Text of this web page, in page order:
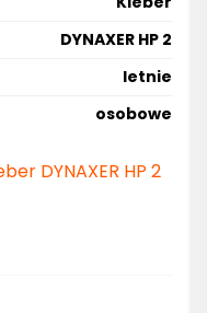
DYNAXER HP 2
letnie
osobowe
DYNAXER HP 2